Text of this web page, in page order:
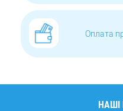
Оплата
НАШІ